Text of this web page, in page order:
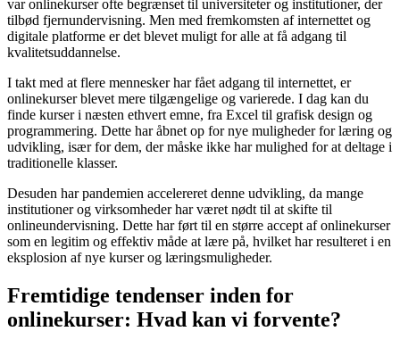
var onlinekurser ofte begrænset til universiteter og institutioner, der
tilbød fjernundervisning. Men med fremkomsten af internettet og
digitale platforme er det blevet muligt for alle at få adgang til
kvalitetsuddannelse.
I takt med at flere mennesker har fået adgang til internettet, er
onlinekurser blevet mere tilgængelige og varierede. I dag kan du
finde kurser i næsten ethvert emne, fra Excel til grafisk design og
programmering. Dette har åbnet op for nye muligheder for læring og
udvikling, især for dem, der måske ikke har mulighed for at deltage i
traditionelle klasser.
Desuden har pandemien accelereret denne udvikling, da mange
institutioner og virksomheder har været nødt til at skifte til
onlineundervisning. Dette har ført til en større accept af onlinekurser
som en legitim og effektiv måde at lære på, hvilket har resulteret i en
eksplosion af nye kurser og læringsmuligheder.
Fremtidige tendenser inden for
onlinekurser: Hvad kan vi forvente?